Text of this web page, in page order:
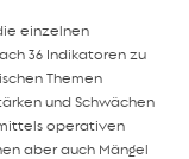
einzelnen
36 Indikatoren zu
Themen
und Schwächen
operativen
aber auch Mängel